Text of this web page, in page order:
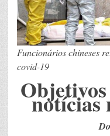
Funcionários chineses
covid-19
notícias